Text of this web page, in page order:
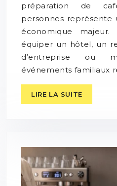
préparation de
personnes
économique
équiper un hôtel, un
d’entreprise ou
événements familiaux
LIRE LA SUITE